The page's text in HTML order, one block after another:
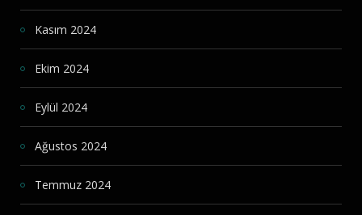
Kasım 2024
Ekim 2024
Eylül 2024
Ağustos 2024
Temmuz 2024